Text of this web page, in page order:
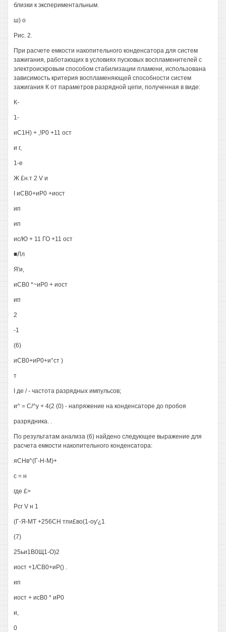
близки к экспериментальным.
ш) о
Рис. 2.
При расчете емкости накопительного конденсатора для систем
зажигания, работающих в условиях пусковых воспламенителей с
электроискровым способом стабилизации пламени, использована
зависимость критерия воспламеняющей способности систем
зажигания К от параметров разрядной цепи, полученная в виде:
К-
1-
иС1Н) + ,!Р0 +11 ост
и г,
1-е
Ж £н.т 2 V и
I иСВ0+иР0 +иост
ип
ип
ис/Ю + 11 ГО +11 ост
■Лл
Я'и,
иСВ0 *~иР0 + иост
ип
2
-1
(6)
иСВ0+иР0+и°ст )
т
I де / - частота разрядных импульсов;
и^ = С/^у + 4(2 (0) - напряжение на конденсаторе до пробоя
разрядника. .
По результатам анализа (6) найдено следующее выражение для
расчета емкости накопительного конденсатора:
яСНв^(Г-Н-М)+
с = н
где £>
Рсг V н 1
(Г-Я-МТ +256СН тпи£во(1-оу'¿1
(7)
25ьи1В0Щ1-О)2
иост +1/СВ0+иР() .
ип
иост + исВ0 * иР0
и,
0